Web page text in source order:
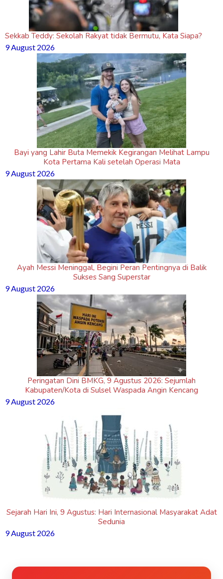
Sekkab Teddy: Sekolah Rakyat tidak Bermutu, Kata Siapa?
9 August 2026
Bayi yang Lahir Buta Memekik Kegirangan Melihat Lampu
Kota Pertama Kali setelah Operasi Mata
9 August 2026
Ayah Messi Meninggal, Begini Peran Pentingnya di Balik
Sukses Sang Superstar
9 August 2026
Peringatan Dini BMKG, 9 Agustus 2026: Sejumlah
Kabupaten/Kota di Sulsel Waspada Angin Kencang
9 August 2026
Sejarah Hari Ini, 9 Agustus: Hari Internasional Masyarakat Adat
Sedunia
9 August 2026